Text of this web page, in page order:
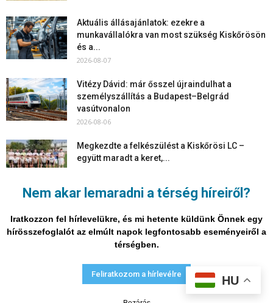
Nem akar lemaradni a térség híreiről?
Iratkozzon fel hírlevelükre, és mi hetente küldünk Önnek egy
hírösszefoglalót az elmúlt napok legfontosabb eseményeiről a
térségben.
Feliratkozom a hírlevélre
Aktuális állásajánlatok: ezekre a
munkavállalókra van most szükség Kiskőrösön
és a...
2026-08-07
Vitézy Dávid: már ősszel újraindulhat a
személyszállítás a Budapest–Belgrád
vasútvonalon
2026-08-06
Megkezdte a felkészülést a Kiskőrösi LC –
együtt maradt a keret,...
szabadulni a kontinens a...
2026-08-05
Adatvédelmi nyilatkozat Médiaajánlat Impresszum
HU